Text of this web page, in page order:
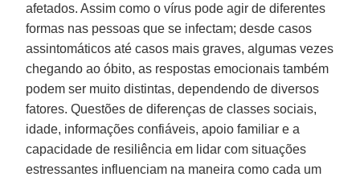
afetados. Assim como o vírus pode agir de diferentes
formas nas pessoas que se infectam; desde casos
assintomáticos até casos mais graves, algumas vezes
chegando ao óbito, as respostas emocionais também
podem ser muito distintas, dependendo de diversos
fatores. Questões de diferenças de classes sociais,
idade, informações confiáveis, apoio familiar e a
capacidade de resiliência em lidar com situações
estressantes influenciam na maneira como cada um